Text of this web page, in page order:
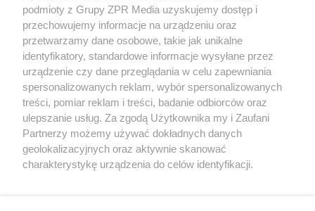
podmioty z Grupy ZPR Media uzyskujemy dostęp i
przechowujemy informacje na urządzeniu oraz
przetwarzamy dane osobowe, takie jak unikalne
identyfikatory, standardowe informacje wysyłane przez
urządzenie czy dane przeglądania w celu zapewniania
spersonalizowanych reklam, wybór spersonalizowanych
treści, pomiar reklam i treści, badanie odbiorców oraz
ulepszanie usług. Za zgodą Użytkownika my i Zaufani
Partnerzy możemy używać dokładnych danych
geolokalizacyjnych oraz aktywnie skanować
charakterystykę urządzenia do celów identyfikacji.